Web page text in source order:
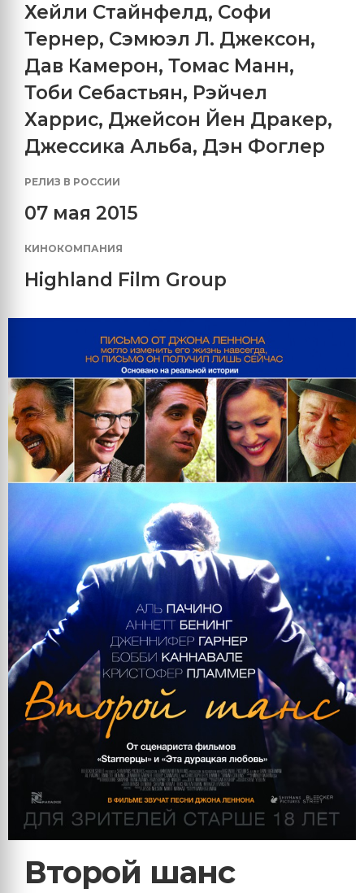
Хейли Стайнфелд, Софи
Тернер, Сэмюэл Л. Джексон,
Дав Камерон, Томас Манн,
Тоби Себастьян, Рэйчел
Харрис, Джейсон Йен Дракер,
Джессика Альба, Дэн Фоглер
РЕЛИЗ В РОССИИ
07 мая 2015
КИНОКОМПАНИЯ
Highland Film Group
Второй шанс